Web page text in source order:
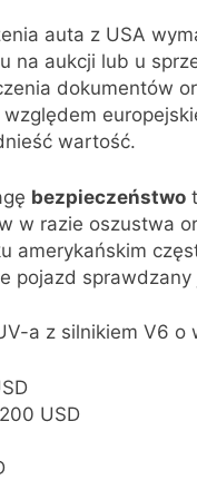
auta z USA
na aukcji lub u
dokumentów
wartość.
bezpieczeństwo
w razie oszustwa
amerykańskim
pojazd
a z silnikiem V6
USD